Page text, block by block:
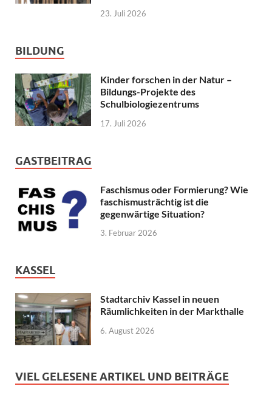
23. Juli 2026
BILDUNG
Kinder forschen in der Natur –
Bildungs-Projekte des
Schulbiologiezentrums
17. Juli 2026
GASTBEITRAG
Faschismus oder Formierung? Wie
faschismusträchtig ist die
gegenwärtige Situation?
3. Februar 2026
KASSEL
Stadtarchiv Kassel in neuen
Räumlichkeiten in der Markthalle
6. August 2026
VIEL GELESENE ARTIKEL UND BEITRÄGE